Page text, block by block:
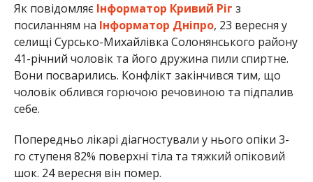
Як повідомляє Інформатор Кривий Ріг з
посиланням на Інформатор Дніпро, 23 вересня у
селищі Сурсько-Михайлівка Солонянського району
41-річний чоловік та його дружина пили спиртне.
Вони посварились. Конфлікт закінчився тим, що
чоловік облився горючою речовиною та підпалив
себе.
Попередньо лікарі діагностували у нього опіки 3-
го ступеня 82% поверхні тіла та тяжкий опіковий
шок. 24 вересня він помер.